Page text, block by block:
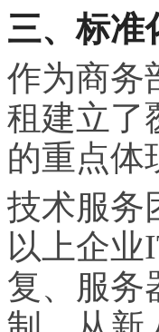
三、标准
作为商务
租建立了
的重点体
技术服务
以上企业
复、服务